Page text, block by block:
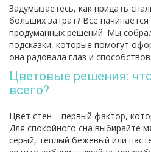
Задумываетесь, как придать
больших затрат? Всё
продуманных решений. Мы
подсказки, которые помогут
она радовала глаз и
Цветовые решения:
всего?
Цвет стен – первый фактор,
Для спокойного сна выбирайте
серый, теплый бежевый или